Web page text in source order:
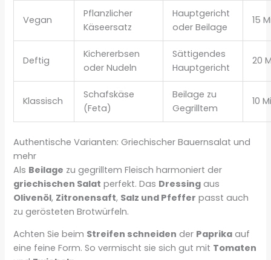
Vegan
Pflanzlicher
Käseersatz
Hauptgericht
oder Beilage
15
Deftig
Kichererbsen
oder Nudeln
Sättigendes
Hauptgericht
20
Klassisch
Schafskäse
(Feta)
Beilage zu
Gegrilltem
10
Authentische Varianten: Griechischer Bauernsalat und
mehr
Als Beilage zu gegrilltem Fleisch harmoniert der
griechischen Salat perfekt. Das Dressing aus
Olivenöl, Zitronensaft, Salz und Pfeffer passt auch
zu gerösteten Brotwürfeln.
Achten Sie beim Streifen schneiden der Paprika auf
eine feine Form. So vermischt sie sich gut mit Tomaten